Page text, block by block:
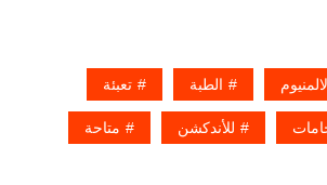
الطبة تعبئة
للأندكشن متاحة